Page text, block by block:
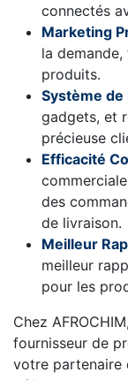
connectés
Marketing
la
produits.
Système de
gadgets, et
précieuse
Efficacité
des
de livraison.
Meilleur
meilleur
pour les
Chez
fournisseur de
votre partenaire